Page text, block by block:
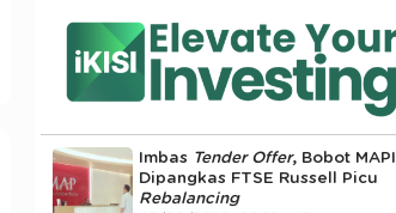
Imbas Tender Offer, Bobot MAPI
Dipangkas FTSE Russell Picu
Rebalancing